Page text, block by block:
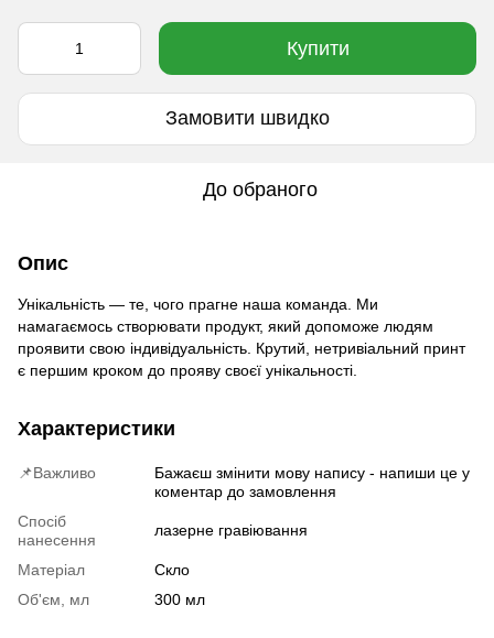
Купити
Замовити швидко
До обраного
Опис
Унікальність — те, чого прагне наша команда. Ми
намагаємось створювати продукт, який допоможе людям
проявити свою індивідуальність. Крутий, нетривіальний принт
є першим кроком до прояву своєї унікальності.
Характеристики
📌Важливо
Бажаєш змінити мову напису - напиши це у
коментар до замовлення
Спосіб
нанесення
лазерне гравіювання
Матеріал
Скло
Об'єм, мл
300 мл